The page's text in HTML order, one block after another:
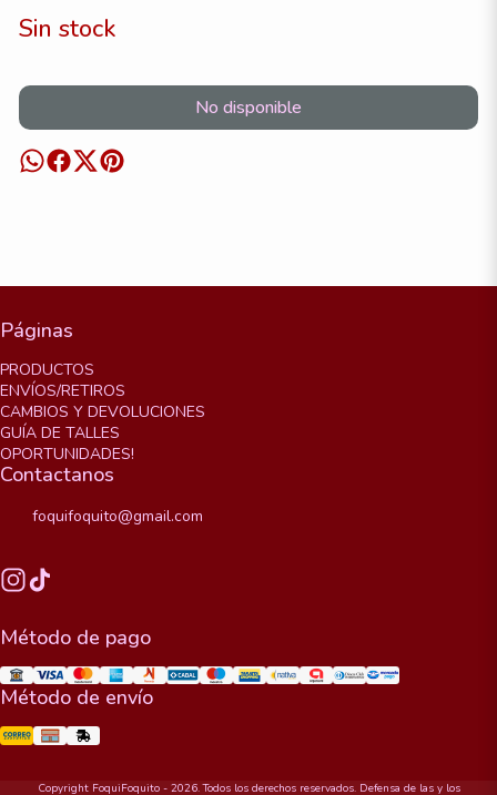
Sin stock
No disponible
Páginas
PRODUCTOS
ENVÍOS/RETIROS
CAMBIOS Y DEVOLUCIONES
GUÍA DE TALLES
OPORTUNIDADES!
Contactanos
foquifoquito@gmail.com
Método de pago
Método de envío
Copyright FoquiFoquito - 2026. Todos los derechos reservados. Defensa de las y los